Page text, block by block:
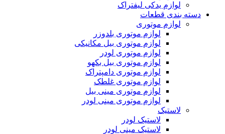
لوازم یدکی لیفتراک
دسته بندی قطعات
لوازم موتوری
لوازم موتوری بلدوزر
لوازم موتوری بیل مکانیکی
لوازم موتوری لودر
لوازم موتوری بیل بکهو
لوازم موتوری دامپتراک
لوازم موتوری غلطک
لوازم موتوری مینی بیل
لوازم موتوری مینی لودر
لاستیک
لاستیک لودر
لاستیک مینی لودر